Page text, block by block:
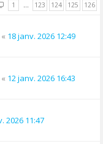
1 … 123 124 125 126
« 18 janv. 2026 12:49
« 12 janv. 2026 16:43
2026 11:47